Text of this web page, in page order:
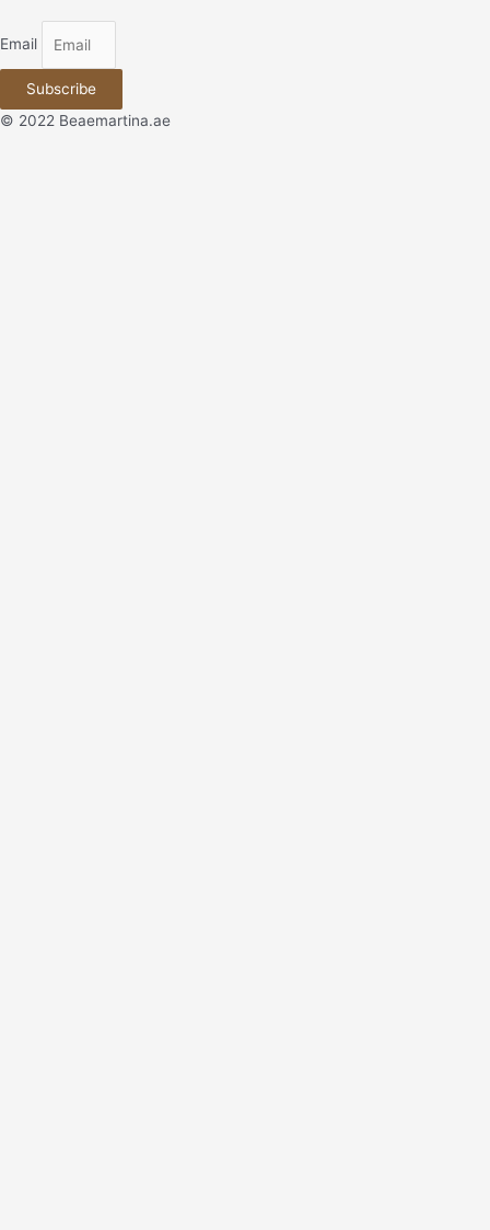
Email
Subscribe
© 2022 Beaemartina.ae